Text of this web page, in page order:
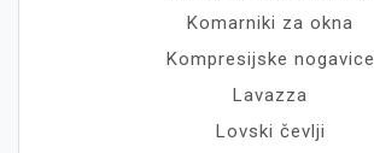
Komarniki za okna
Kompresijske nogavice
Lavazza
Lovski čevlji